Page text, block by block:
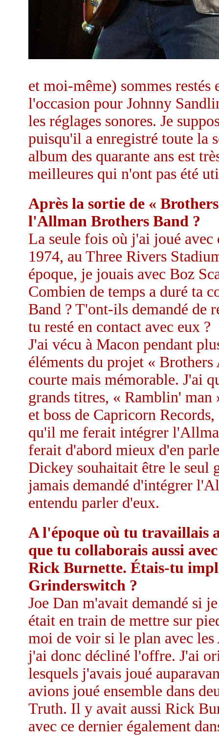
et moi-même) sommes restés
l'occasion pour Johnny
les réglages sonores. Je
puisqu'il a enregistré toute la
album des quarante ans est
meilleures qui n'ont pas été
Après la sortie de «
l'Allman Brothers Band ?
La seule fois où j'ai joué
1974, au Three Rivers
époque, je jouais avec Boz
Combien de temps a duré ta
Band ? T'ont-ils demandé de
tu resté en contact avec eux ?
J'ai vécu à Macon pendant
éléments du projet «
courte mais mémorable. J'ai
grands titres, « Ramblin' man
et boss de Capricorn
qu'il me ferait intégrer
ferait d'abord mieux d'en
Dickey souhaitait être le seul
jamais demandé d'intégrer
entendu parler d'eux.
A l'époque où tu travaillais
que tu collaborais aussi
Rick Burnette. Étais-tu
Grinderswitch ?
Joe Dan m'avait demandé si
était en train de mettre sur
moi de voir si le plan avec
j'ai donc décliné l'offre. J'ai
lesquels j'avais joué
avions joué ensemble dans
Truth. Il y avait aussi Rick
avec ce dernier également